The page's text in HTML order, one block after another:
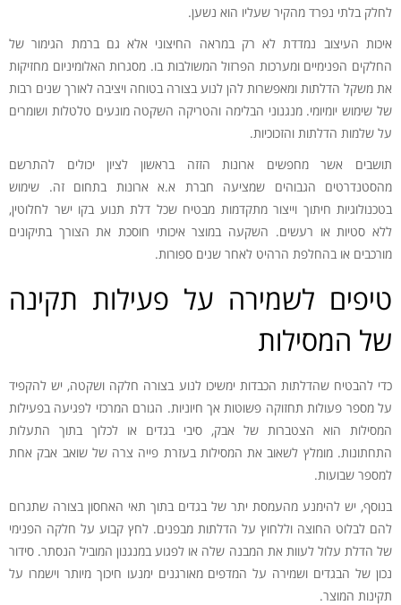
לחלק בלתי נפרד מהקיר שעליו הוא נשען.
איכות העיצוב נמדדת לא רק במראה החיצוני אלא גם ברמת הגימור של
החלקים הפנימיים ומערכות הפרזול המשולבות בו. מסגרות האלומיניום מחזיקות
את משקל הדלתות ומאפשרות להן לנוע בצורה בטוחה ויציבה לאורך שנים רבות
של שימוש יומיומי. מנגנוני הבלימה והטריקה השקטה מונעים טלטלות ושומרים
על שלמות הדלתות והזכוכיות.
תושבים אשר מחפשים ארונות הזזה בראשון לציון יכולים להתרשם
מהסטנדרטים הגבוהים שמציעה חברת א.א ארונות בתחום זה. שימוש
בטכנולוגיות חיתוך וייצור מתקדמות מבטיח שכל דלת תנוע בקו ישר לחלוטין,
ללא סטיות או רעשים. השקעה במוצר איכותי חוסכת את הצורך בתיקונים
מורכבים או בהחלפת הרהיט לאחר שנים ספורות.
טיפים לשמירה על פעילות תקינה
של המסילות
כדי להבטיח שהדלתות הכבדות ימשיכו לנוע בצורה חלקה ושקטה, יש להקפיד
על מספר פעולות תחזוקה פשוטות אך חיוניות. הגורם המרכזי לפגיעה בפעילות
המסילות הוא הצטברות של אבק, סיבי בגדים או לכלוך בתוך התעלות
התחתונות. מומלץ לשאוב את המסילות בעזרת פייה צרה של שואב אבק אחת
למספר שבועות.
בנוסף, יש להימנע מהעמסת יתר של בגדים בתוך תאי האחסון בצורה שתגרום
להם לבלוט החוצה וללחוץ על הדלתות מבפנים. לחץ קבוע על חלקה הפנימי
של הדלת עלול לעוות את המבנה שלה או לפגוע במנגנון המוביל הנסתר. סידור
נכון של הבגדים ושמירה על המדפים מאורגנים ימנעו חיכוך מיותר וישמרו על
תקינות המוצר.